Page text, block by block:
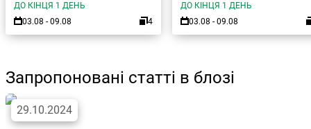
ДО КІНЦЯ 1 ДЕНЬ
03.08 - 09.08
4
ДО КІНЦЯ 1 ДЕНЬ
03.08 - 09.08
Запропоновані статті в блозі
29.10.2024